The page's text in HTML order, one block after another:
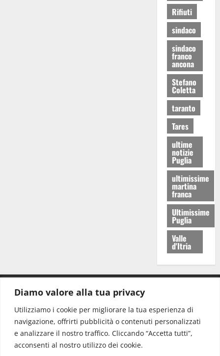
Diamo valore alla tua privacy
Utilizziamo i cookie per migliorare la tua esperienza di
navigazione, offrirti pubblicità o contenuti personalizzati
e analizzare il nostro traffico. Cliccando “Accetta tutti”,
acconsenti al nostro utilizzo dei cookie.
Rifiuti
sindaco
sindaco
franco
ancona
Stefano
Coletta
taranto
Tares
ultime
notizie
Puglia
ultimissime
martina
franca
Ultimissime
Puglia
Valle
d'Itria
Redazione: redazione@www.martinasera.it
Direttore:direttore@www.martinasera.it
Info & Commerciale:info@www.martinasera.it